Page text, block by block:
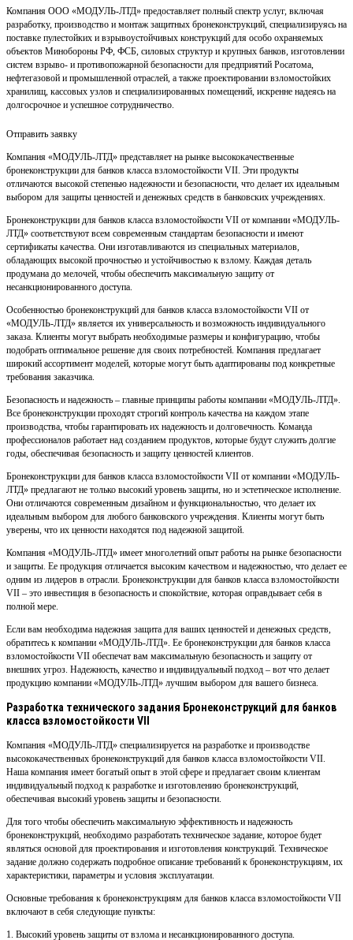
Компания ООО «МОДУЛЬ-ЛТД» предоставляет полный спектр услуг, включая
разработку, производство и монтаж защитных бронеконструкций, специализируясь на
поставке пулестойких и взрывоустойчивых конструкций для особо охраняемых
объектов Минобороны РФ, ФСБ, силовых структур и крупных банков, изготовлении
систем взрыво- и противопожарной безопасности для предприятий Росатома,
нефтегазовой и промышленной отраслей, а также проектировании взломостойких
хранилищ, кассовых узлов и специализированных помещений, искренне надеясь на
долгосрочное и успешное сотрудничество.
Отправить заявку
Компания «МОДУЛЬ-ЛТД» представляет на рынке высококачественные
бронеконструкции для банков класса взломостойкости VII. Эти продукты
отличаются высокой степенью надежности и безопасности, что делает их идеальным
выбором для защиты ценностей и денежных средств в банковских учреждениях.
Бронеконструкции для банков класса взломостойкости VII от компании «МОДУЛЬ-
ЛТД» соответствуют всем современным стандартам безопасности и имеют
сертификаты качества. Они изготавливаются из специальных материалов,
обладающих высокой прочностью и устойчивостью к взлому. Каждая деталь
продумана до мелочей, чтобы обеспечить максимальную защиту от
несанкционированного доступа.
Особенностью бронеконструкций для банков класса взломостойкости VII от
«МОДУЛЬ-ЛТД» является их универсальность и возможность индивидуального
заказа. Клиенты могут выбрать необходимые размеры и конфигурацию, чтобы
подобрать оптимальное решение для своих потребностей. Компания предлагает
широкий ассортимент моделей, которые могут быть адаптированы под конкретные
требования заказчика.
Безопасность и надежность – главные принципы работы компании «МОДУЛЬ-ЛТД».
Все бронеконструкции проходят строгий контроль качества на каждом этапе
производства, чтобы гарантировать их надежность и долговечность. Команда
профессионалов работает над созданием продуктов, которые будут служить долгие
годы, обеспечивая безопасность и защиту ценностей клиентов.
Бронеконструкции для банков класса взломостойкости VII от компании «МОДУЛЬ-
ЛТД» предлагают не только высокий уровень защиты, но и эстетическое исполнение.
Они отличаются современным дизайном и функциональностью, что делает их
идеальным выбором для любого банковского учреждения. Клиенты могут быть
уверены, что их ценности находятся под надежной защитой.
Компания «МОДУЛЬ-ЛТД» имеет многолетний опыт работы на рынке безопасности
и защиты. Ее продукция отличается высоким качеством и надежностью, что делает ее
одним из лидеров в отрасли. Бронеконструкции для банков класса взломостойкости
VII – это инвестиция в безопасность и спокойствие, которая оправдывает себя в
полной мере.
Если вам необходима надежная защита для ваших ценностей и денежных средств,
обратитесь к компании «МОДУЛЬ-ЛТД». Ее бронеконструкции для банков класса
взломостойкости VII обеспечат вам максимальную безопасность и защиту от
внешних угроз. Надежность, качество и индивидуальный подход – вот что делает
продукцию компании «МОДУЛЬ-ЛТД» лучшим выбором для вашего бизнеса.
Разработка технического задания Бронеконструкций для банков
класса взломостойкости VII
Компания «МОДУЛЬ-ЛТД» специализируется на разработке и производстве
высококачественных бронеконструкций для банков класса взломостойкости VII.
Наша компания имеет богатый опыт в этой сфере и предлагает своим клиентам
индивидуальный подход к разработке и изготовлению бронеконструкций,
обеспечивая высокий уровень защиты и безопасности.
Для того чтобы обеспечить максимальную эффективность и надежность
бронеконструкций, необходимо разработать техническое задание, которое будет
являться основой для проектирования и изготовления конструкций. Техническое
задание должно содержать подробное описание требований к бронеконструкциям, их
характеристики, параметры и условия эксплуатации.
Основные требования к бронеконструкциям для банков класса взломостойкости VII
включают в себя следующие пункты:
1. Высокий уровень защиты от взлома и несанкционированного доступа.